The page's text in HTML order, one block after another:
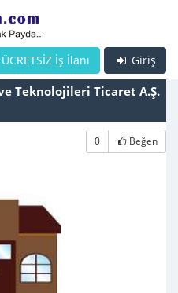
Giriş
ÜCRETSİZ İş İlanı
Teknolojileri Ticaret A.Ş.
0 Beğen